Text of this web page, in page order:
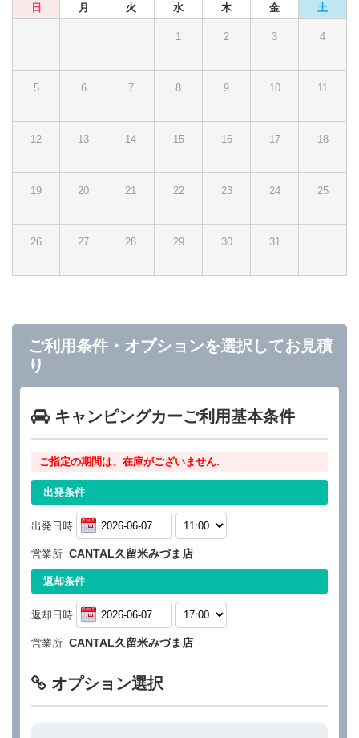
日 月 火 水 木 金 土
1 2 3 4
5 6 7 8 9 10 11
12 13 14 15 16 17 18
19 20 21 22 23 24 25
26 27 28 29 30 31
ご利用条件・オプションを選択してお見積
り
キャンピングカーご利用基本条件
ご指定の期間は、在庫がございません.
出発条件
出発日時
営業所 CANTAL久留米みづま店
返却条件
返却日時
営業所 CANTAL久留米みづま店
オプション選択